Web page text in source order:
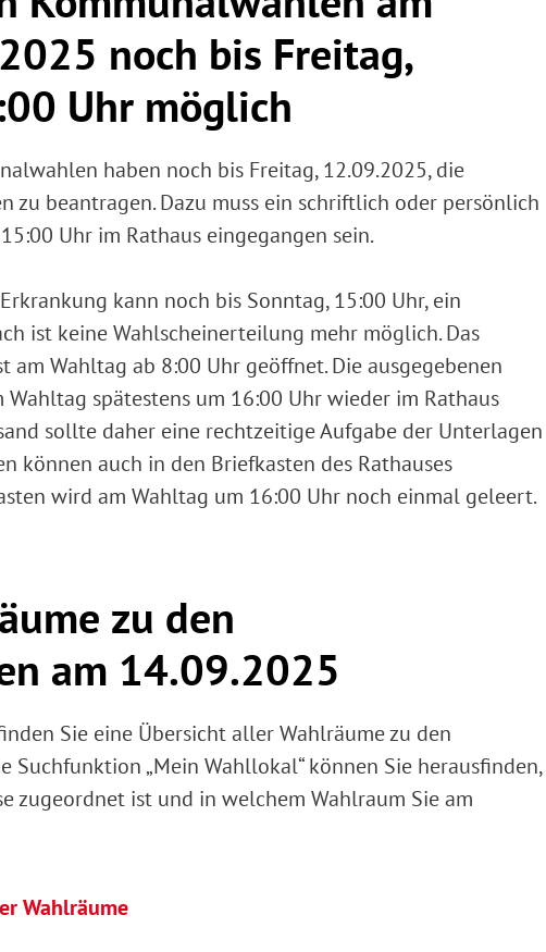
noch bis Freitag,
Uhr möglich
haben noch bis Freitag, 12.09.2025, die
zu beantragen. Dazu muss ein schriftlich oder persönlich
Uhr im Rathaus eingegangen sein.
kann noch bis Sonntag, 15:00 Uhr, ein
ist keine Wahlscheinerteilung mehr möglich. Das
Wahltag ab 8:00 Uhr geöffnet. Die ausgegebenen
spätestens um 16:00 Uhr wieder im Rathaus
sollte daher eine rechtzeitige Aufgabe der Unterlagen
können auch in den Briefkasten des Rathauses
wird am Wahltag um 16:00 Uhr noch einmal geleert.
zu den
am 14.09.2025
Sie eine Übersicht aller Wahlräume zu den
Suchfunktion „Mein Wahllokal“ können Sie herausfinden,
zugeordnet ist und in welchem Wahlraum Sie am
Wahlräume